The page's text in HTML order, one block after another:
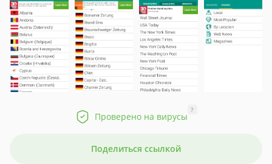
Проверено на вирусы
?
Поделиться ссылкой